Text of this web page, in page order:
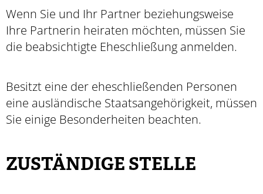
Wenn Sie und Ihr Partner beziehungsweise
Ihre Partnerin heiraten möchten, müssen Sie
die beabsichtigte Eheschließung anmelden.
Besitzt eine der eheschließenden Personen
eine ausländische Staatsangehörigkeit, müssen
Sie einige Besonderheiten beachten.
ZUSTÄNDIGE STELLE